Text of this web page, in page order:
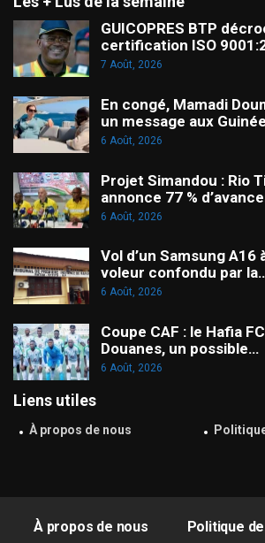
GUICOPRES BTP
certification ISO
7 Août, 2026
En congé, Mamadi
un message aux
6 Août, 2026
Projet Simandou : Rio
annonce 77 %
6 Août, 2026
Vol d’un Samsung A16
voleur confondu par
6 Août, 2026
Coupe CAF : le Hafia
Douanes, un possible…
6 Août, 2026
Liens utiles
À propos de nous
À propos de nous Politique